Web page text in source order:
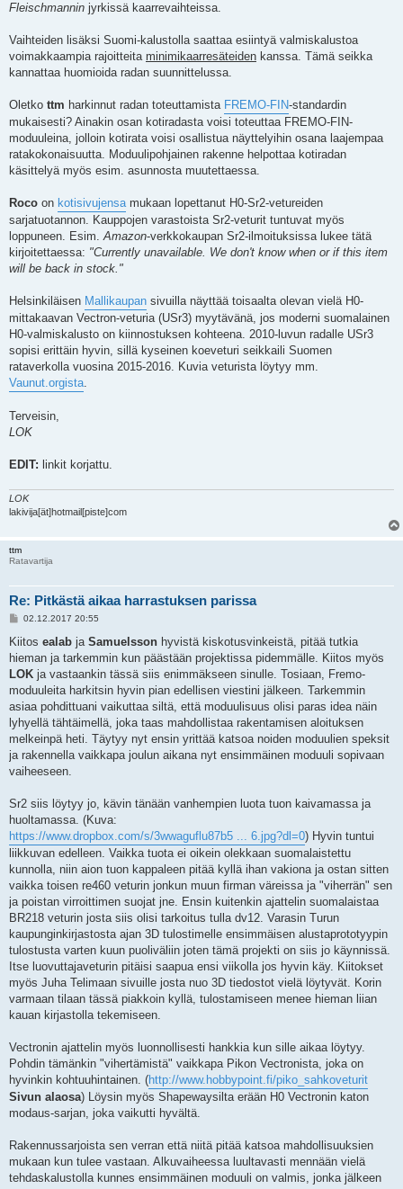
Fleischmannin jyrkissä kaarrevaihteissa.
Vaihteiden lisäksi Suomi-kalustolla saattaa esiintyä valmiskalustoa
voimakkaampia rajoitteita minimikaarresäteiden kanssa. Tämä seikka
kannattaa huomioida radan suunnittelussa.
Oletko ttm harkinnut radan toteuttamista FREMO-FIN-standardin
mukaisesti? Ainakin osan kotiradasta voisi toteuttaa FREMO-FIN-
moduuleina, jolloin kotirata voisi osallistua näyttelyihin osana laajempaa
ratakokonaisuutta. Moduulipohjainen rakenne helpottaa kotiradan
käsittelyä myös esim. asunnosta muutettaessa.
Roco on kotisivujensamukaan lopettanut H0-Sr2-vetureiden
sarjatuotannon. Kauppojen varastoista Sr2-veturit tuntuvat myös
loppuneen. Esim.Amazon-verkkokaupan Sr2-ilmoituksissa lukee tätä
kirjoitettaessa: "Currently unavailable. We don't know when or if this item
will be back in stock."
Helsinkiläisen Mallikaupan sivuilla näyttää toisaalta olevan vielä H0-
mittakaavan Vectron-veturia (USr3) myytävänä, jos moderni suomalainen
H0-valmiskalusto on kiinnostuksen kohteena. 2010-luvun radalle USr3
sopisi erittäin hyvin, sillä kyseinen koeveturi seikkaili Suomen
rataverkolla vuosina 2015-2016. Kuvia veturista löytyy mm.
Vaunut.orgista.
Terveisin,
LOK
EDIT: linkit korjattu.
LOK
lakivija[ät]hotmail[piste]com
ttm
Ratavartija
Re: Pitkästä aikaa harrastuksen parissa
V
e
t
i
02.12.2017 20:55
Kiitos ealab ja Samuelsson hyvistä kiskotusvinkeistä, pitää tutkia
hieman ja tarkemmin kun päästään projektissa pidemmälle. Kiitos myös
LOK ja vastaankin tässä siis enimmäkseen sinulle. Tosiaan, Fremo-
moduuleita harkitsin hyvin pian edellisen viestini jälkeen. Tarkemmin
asiaa pohdittuani vaikuttaa siltä, että moduulisuus olisi paras idea näin
lyhyellä tähtäimellä, joka taas mahdollistaa rakentamisen aloituksen
melkeinpä heti. Täytyy nyt ensin yrittää katsoa noiden moduulien speksit
ja rakennella vaikkapa joulun aikana nyt ensimmäinen moduuli sopivaan
vaiheeseen.
Sr2 siis löytyy jo, kävin tänään vanhempien luota tuon kaivamassa ja
huoltamassa. (Kuva:
https://www.dropbox.com/s/3wwaguflu87b5 ... 6.jpg?dl=0) Hyvin tuntui
liikkuvan edelleen. Vaikka tuota ei oikein olekkaan suomalaistettu
kunnolla, niin aion tuon kappaleen pitää kyllä ihan vakiona ja ostan sitten
vaikka toisen re460 veturin jonkun muun firman väreissa ja "viherrän" sen
ja poistan virroittimen suojat jne. Ensin kuitenkin ajattelin suomalaistaa
BR218 veturin josta siis olisi tarkoitus tulla dv12. Varasin Turun
kaupunginkirjastosta ajan 3D tulostimelle ensimmäisen alustaprototyypin
tulostusta varten kuun puoliväliin joten tämä projekti on siis jo käynnissä.
Itse luovuttajaveturin pitäisi saapua ensi viikolla jos hyvin käy. Kiitokset
myös Juha Telimaan sivuille josta nuo 3D tiedostot vielä löytyvät. Korin
varmaan tilaan tässä piakkoin kyllä, tulostamiseen menee hieman liian
kauan kirjastolla tekemiseen.
Vectronin ajattelin myös luonnollisesti hankkia kun sille aikaa löytyy.
Pohdin tämänkin "vihertämistä" vaikkapa Pikon Vectronista, joka on
hyvinkin kohtuuhintainen. (http://www.hobbypoint.fi/piko_sahkoveturit
Sivun alaosa) Löysin myös Shapewaysilta erään H0 Vectronin katon
modaus-sarjan, joka vaikutti hyvältä.
Rakennussarjoista sen verran että niitä pitää katsoa mahdollisuuksien
mukaan kun tulee vastaan. Alkuvaiheessa luultavasti mennään vielä
tehdaskalustolla kunnes ensimmäinen moduuli on valmis, jonka jälkeen